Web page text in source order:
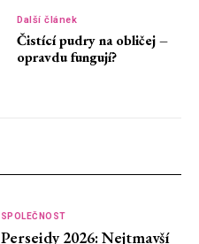
Další článek
Čistící pudry na obličej –
opravdu fungují?
SPOLEČNOST
Perseidy 2026: Nejtmavší